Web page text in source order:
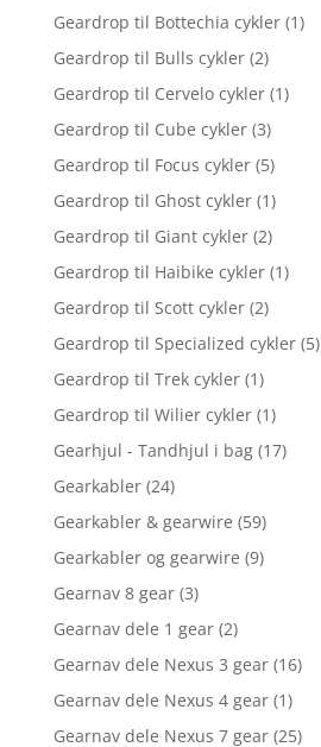
Geardrop til Bottechia cykler (1)
Geardrop til Bulls cykler (2)
Geardrop til Cervelo cykler (1)
Geardrop til Cube cykler (3)
Geardrop til Focus cykler (5)
Geardrop til Ghost cykler (1)
Geardrop til Giant cykler (2)
Geardrop til Haibike cykler (1)
Geardrop til Scott cykler (2)
Geardrop til Specialized cykler (5)
Geardrop til Trek cykler (1)
Geardrop til Wilier cykler (1)
Gearhjul - Tandhjul i bag (17)
Gearkabler (24)
Gearkabler & gearwire (59)
Gearkabler og gearwire (9)
Gearnav 8 gear (3)
Gearnav dele 1 gear (2)
Gearnav dele Nexus 3 gear (16)
Gearnav dele Nexus 4 gear (1)
Gearnav dele Nexus 7 gear (25)